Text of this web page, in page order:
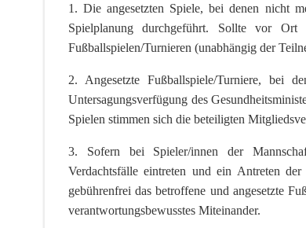
1. Die angesetzten Spiele, bei denen nicht
Spielplanung durchgeführt. Sollte vor Ort
Fußballspielen/Turnieren (unabhängig der
2. Angesetzte Fußballspiele/Turniere, bei
Untersagungsverfügung des
Spielen stimmen sich die beteiligten
3. Sofern bei Spieler/innen der
Verdachtsfälle eintreten und ein Antreten
gebührenfrei das betroffene und angesetzte
verantwortungsbewusstes Miteinander.